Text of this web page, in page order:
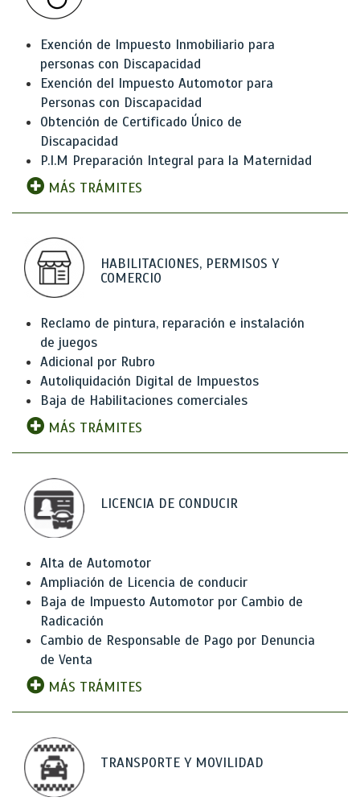
Exención de Impuesto Inmobiliario para
personas con Discapacidad
Exención del Impuesto Automotor para
Personas con Discapacidad
Obtención de Certificado Único de
Discapacidad
P.I.M Preparación Integral para la Maternidad
MÁS TRÁMITES
HABILITACIONES, PERMISOS Y
COMERCIO
Reclamo de pintura, reparación e instalación
de juegos
Adicional por Rubro
Autoliquidación Digital de Impuestos
Baja de Habilitaciones comerciales
MÁS TRÁMITES
LICENCIA DE CONDUCIR
Alta de Automotor
Ampliación de Licencia de conducir
Baja de Impuesto Automotor por Cambio de
Radicación
Cambio de Responsable de Pago por Denuncia
de Venta
MÁS TRÁMITES
TRANSPORTE Y MOVILIDAD